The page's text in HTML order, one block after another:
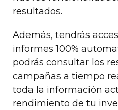
resultados.
Además, tendrás
informes 100%
podrás consultar los
campañas a tiempo
toda la información
rendimiento de tu